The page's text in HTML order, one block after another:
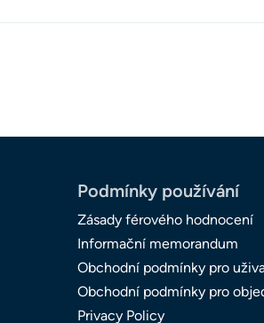
Podmínky používání
Zásady férového hodnocení
Informační memorandum
Obchodní podmínky pro
Obchodní podmínky pro
Privacy Policy